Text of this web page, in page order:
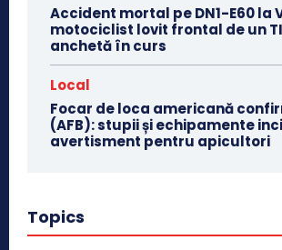
Accident mortal pe DN1-E60 la
motociclist lovit frontal de un
anchetă în curs
Local
Focar de loca americană
(AFB): stupii și echipamente
avertisment pentru apicultori
Topics